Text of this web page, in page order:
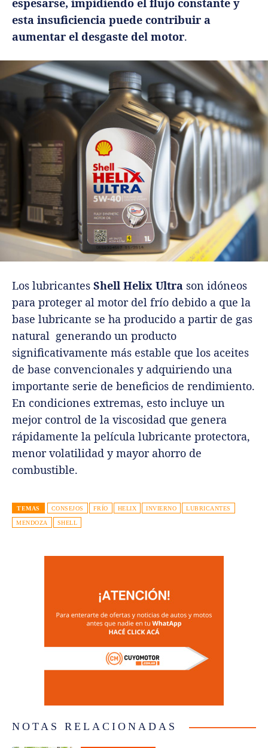
espesarse, impidiendo el flujo constante y
esta insuficiencia puede contribuir a
aumentar el desgaste del motor.
Los lubricantes Shell Helix Ultra son idóneos
para proteger al motor del frío debido a que la
base lubricante se ha producido a partir de gas
natural generando un producto
significativamente más estable que los aceites
de base convencionales y adquiriendo una
importante serie de beneficios de rendimiento.
En condiciones extremas, esto incluye un
mejor control de la viscosidad que genera
rápidamente la película lubricante protectora,
menor volatilidad y mayor ahorro de
combustible.
TEMAS CONSEJOS FRÍO HELIX INVIERNO LUBRICANTES
MENDOZA SHELL
NOTAS RELACIONADAS